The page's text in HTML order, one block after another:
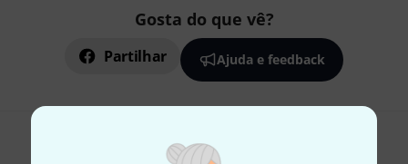
Gosta do que vê?
Partilhar Ajuda e feedback